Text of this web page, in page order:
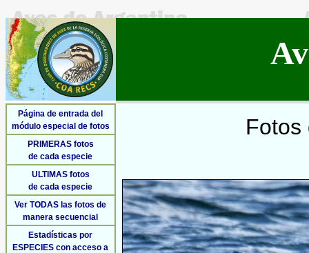
Página de entrada del
módulo especial de fotos
PRIMERAS fotos
de cada especie
ULTIMAS fotos
de cada especie
Ver TODAS las fotos de
manera secuencial
Estadísticas por
ESPECIES con acceso a
Fotos